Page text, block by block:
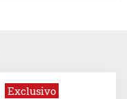
Exclusivo